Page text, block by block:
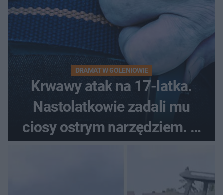
DRAMAT W GOLENIOWIE
Krwawy atak na 17-latka.
Nastolatkowie zadali mu
ciosy ostrym narzędziem. O